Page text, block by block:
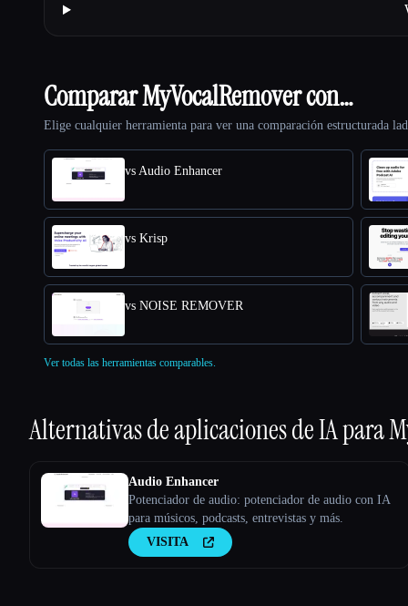
Comparar MyVocalRemover con…
Elige cualquier herramienta para ver una comparación estructurada
vs Audio Enhancer
vs Krisp
vs NOISE REMOVER
Ver todas las herramientas comparables.
Alternativas de aplicaciones de IA para
Audio Enhancer
Potenciador de audio: potenciador de audio con IA
para músicos, podcasts, entrevistas y más.
VISITA